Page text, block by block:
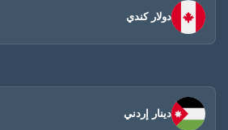
دولار كندي
دينار إردني